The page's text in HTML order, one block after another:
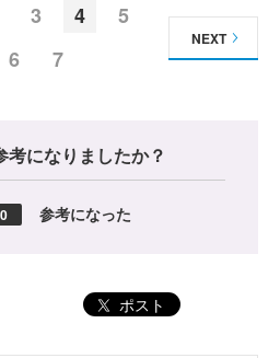
3 4
5
6
7
NEXT
考になりましたか？
0 参考になった
ポスト